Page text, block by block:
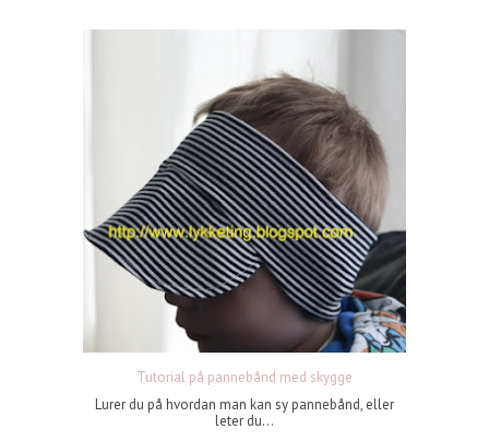
Tutorial på pannebånd med skygge
Lurer du på hvordan man kan sy pannebånd, eller
leter du...